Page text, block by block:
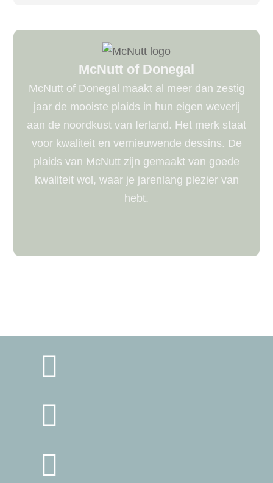
McNutt of Donegal
McNutt of Donegal maakt al meer dan zestig
jaar de mooiste plaids in hun eigen weverij
aan de noordkust van Ierland. Het merk staat
voor kwaliteit en vernieuwende dessins. De
plaids van McNutt zijn gemaakt van goede
kwaliteit wol, waar je jarenlang plezier van
hebt.


